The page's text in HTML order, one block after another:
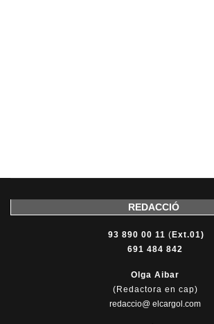
REDACCIÓ
93 890 00 11 ( Ext.01)
691 484 842
Olga Aibar
(Redactora en cap)
redaccio@ elcargol.com